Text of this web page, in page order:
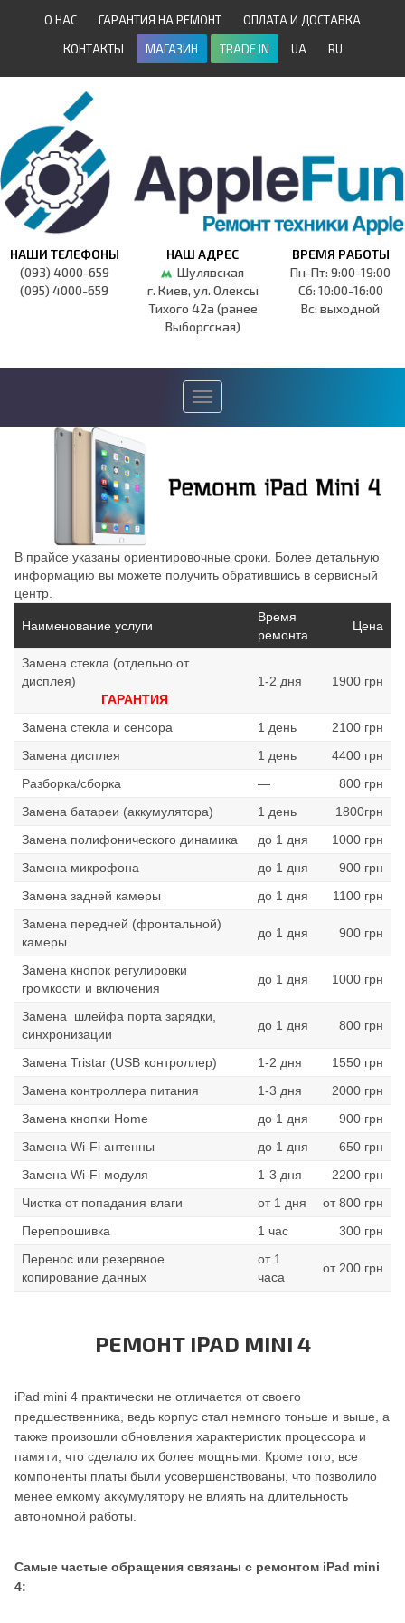
О НАС ГАРАНТИЯ НА РЕМОНТ
ОПЛАТА И ДОСТАВКА
КОНТАКТЫ
МАГАЗИН TRADE IN UA RU
НАШИ ТЕЛЕФОНЫ
(093) 4000-659
(095) 4000-659
НАШ АДРЕС
Шулявская
г. Киев, ул. Олексы
Тихого 42а (ранее
Выборгская)
ВРЕМЯ РАБОТЫ
Пн-Пт: 9:00-19:00
Сб: 10:00-16:00
Вс: выходной
Toggle
navigation
В прайсе указаны ориентировочные сроки. Более детальную
информацию вы можете получить обратившись в сервисный
центр.
Наименование услуги
Время
ремонта
Цена
Замена стекла (отдельно от
дисплея)
ГАРАНТИЯ
1-2 дня 1900 грн
Замена стекла и сенсора 1 день
2100 грн
Замена дисплея
1 день
4400 грн
Разборка/сборка
—
800 грн
Замена батареи (аккумулятора)
1 день
1800грн
Замена полифонического динамика
до 1 дня
1000 грн
Замена микрофона
до 1 дня
900 грн
Замена задней камеры
до 1 дня
1100 грн
Замена передней (фронтальной)
камеры
до 1 дня 900 грн
Замена кнопок регулировки
громкости и включения
до 1 дня 1000 грн
Замена шлейфа порта зарядки,
синхронизации
до 1 дня 800 грн
Замена Tristar (USB контроллер) 1-2 дня
1550 грн
Замена контроллера питания
1-3 дня
2000 грн
Замена кнопки Home
до 1 дня
900 грн
Замена Wi-Fi антенны
до 1 дня
650 грн
Замена Wi-Fi модуля
1-3 дня
2200 грн
Чистка от попадания влаги
от 1 дня
от 800 грн
Перепрошивка
1 час
300 грн
Перенос или резервное
копирование данных
от 1
часа
от 200 грн
РЕМОНТ IPAD MINI 4
iPad mini 4 практически не отличается от своего
предшественника, ведь корпус стал немного тоньше и выше, а
также произошли обновления характеристик процессора и
памяти, что сделало их более мощными. Кроме того, все
компоненты платы были усовершенствованы, что позволило
менее емкому аккумулятору не влиять на длительность
автономной работы.
Самые частые обращения связаны с ремонтом iPad mini
4: